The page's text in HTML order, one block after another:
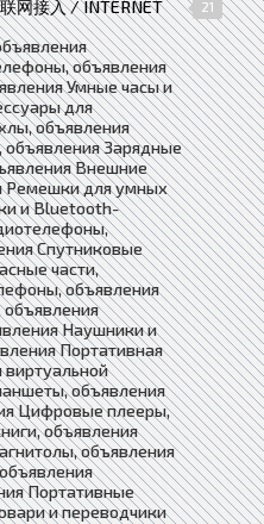
接入 / INTERNET
21
объявления
Умные часы и
для
объявления
Зарядные
Внешние
Ремешки для умных
и Bluetooth-
Спутниковые
части,
объявления
Наушники и
Портативная
виртуальной
объявления
Цифровые плееры,
объявления
объявления
Портативные
и переводчики